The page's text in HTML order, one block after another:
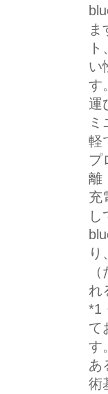
ま
い
す
運
軽
プ
離
充
し
り
れ
*1
て
す
あ
術